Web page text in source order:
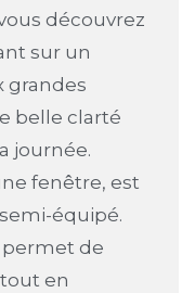
découvrez
sur un
grandes
belle clarté
journée.
fenêtre, est
équipé.
permet de
en